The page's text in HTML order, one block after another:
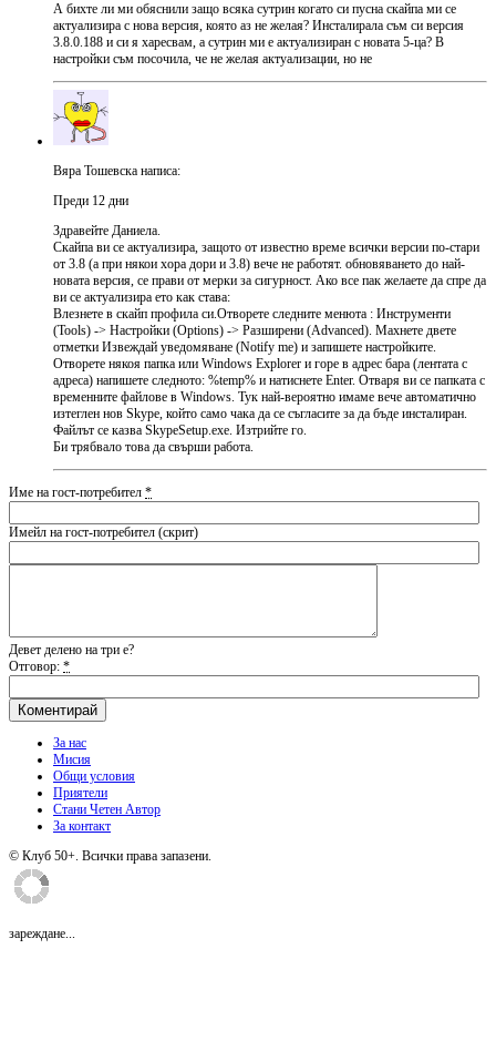
А бихте ли ми обяснили защо всяка сутрин когато си пусна скайпа ми се
актуализира с нова версия, която аз не желая? Инсталирала съм си версия
3.8.0.188 и си я харесвам, а сутрин ми е актуализиран с новата 5-ца? В
настройки съм посочила, че не желая актуализации, но не
Вяра Тошевска написа:
Преди 12 дни
Здравейте Даниела.
Скайпа ви се актуализира, защото от известно време всички версии по-стари
от 3.8 (а при някои хора дори и 3.8) вече не работят. обновяването до най-
новата версия, се прави от мерки за сигурност. Ако все пак желаете да спре да
ви се актуализира ето как става:
Влезнете в скайп профила си.Отворете следните менюта : Инструменти
(Tools) -> Настройки (Options) -> Разширени (Advanced). Махнете двете
отметки Извеждай уведомяване (Notify me) и запишете настройките.
Отворете някоя папка или Windows Explorer и горе в адрес бара (лентата с
адреса) напишете следното: %temp% и натиснете Enter. Отваря ви се папката с
временните файлове в Windows. Тук най-вероятно имаме вече автоматично
изтеглен нов Skype, който само чака да се съгласите за да бъде инсталиран.
Файлът се казва SkypeSetup.exe. Изтрийте го.
Би трябвало това да свърши работа.
Име на гост-потребител *
Имейл на гост-потребител (скрит)
Девет делено на три е?
Отговор: *
За нас
Мисия
Общи условия
Приятели
Стани Четен Автор
За контакт
© Клуб 50+. Всички права запазени.
зареждане...